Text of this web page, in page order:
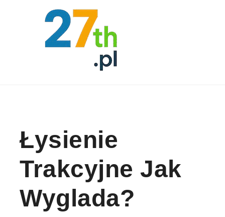
Łysienie
Trakcyjne Jak
Wyglada?